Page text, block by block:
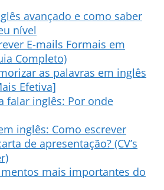
avançado e como saber
nível
E-mails Formais em
Completo)
as palavras em inglês
Efetiva]
falar inglês: Por onde
inglês: Como escrever
de apresentação? (CV’s
mais importantes do